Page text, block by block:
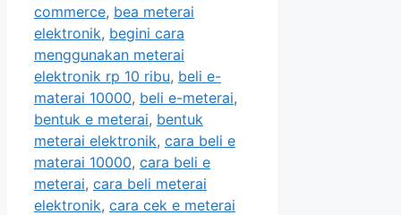
commerce, bea meterai
elektronik, begini cara
menggunakan meterai
elektronik rp 10 ribu, beli e-
materai 10000, beli e-meterai,
bentuk e meterai, bentuk
meterai elektronik, cara beli e
materai 10000, cara beli e
meterai, cara beli meterai
elektronik, cara cek e meterai